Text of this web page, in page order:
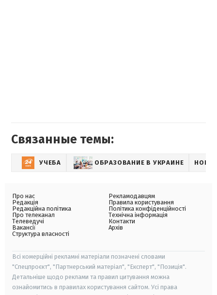
Связанные темы:
УЧЕБА ОБРАЗОВАНИЕ В УКРАИНЕ
Про нас
Редакція
Редакційна політика
Про телеканал
Телеведучі
Вакансії
Структура власності
Рекламодавцям
Правила користування
Політика конфіденційності
Технічна інформація
Контакти
Архів
Всі комерційні рекламні матеріали позначені словами
"Спецпроєкт", "Партнерський матеріал", "Експерт", "Позиція".
Детальніше щодо реклами та правил цитування можна
ознайомитись в правилах користування сайтом. Усі права